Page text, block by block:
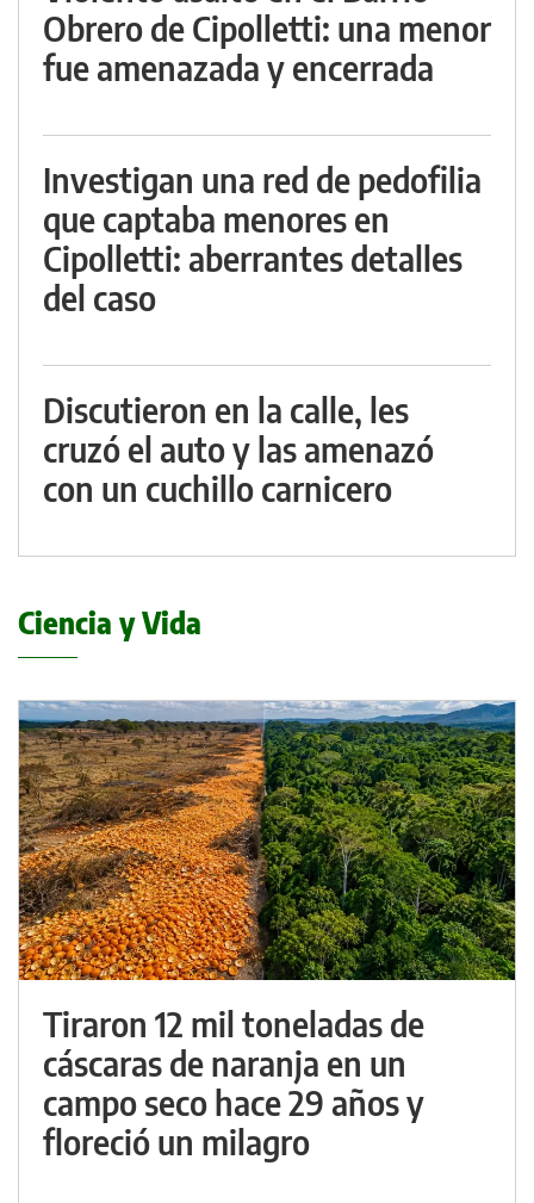
Obrero de Cipolletti: una menor
fue amenazada y encerrada
Investigan una red de pedofilia
que captaba menores en
Cipolletti: aberrantes detalles
del caso
Discutieron en la calle, les
cruzó el auto y las amenazó
con un cuchillo carnicero
Ciencia y Vida
Tiraron 12 mil toneladas de
cáscaras de naranja en un
campo seco hace 29 años y
floreció un milagro